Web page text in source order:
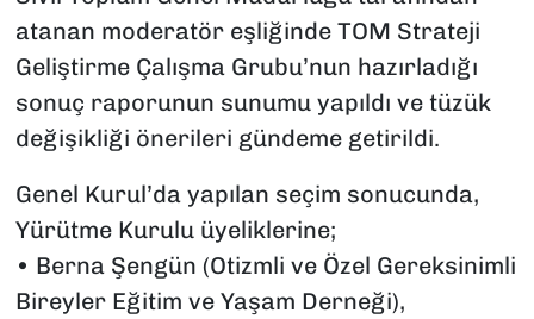
atanan moderatör eşliğinde TOM Strateji
Geliştirme Çalışma Grubu’nun hazırladığı
sonuç raporunun sunumu yapıldı ve tüzük
değişikliği önerileri gündeme getirildi.
Genel Kurul’da yapılan seçim sonucunda,
Yürütme Kurulu üyeliklerine;
• Berna Şengün (Otizmli ve Özel Gereksinimli
Bireyler Eğitim ve Yaşam Derneği),